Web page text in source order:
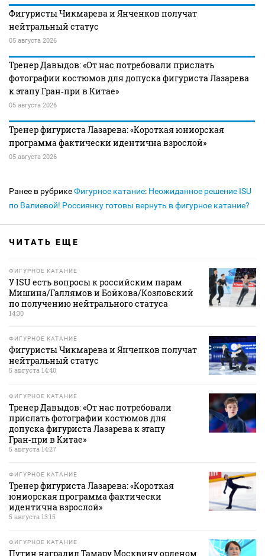
Фигуристы Чикмарева и Янченков получат
нейтральный статус
05 августа 2026
Тренер Давыдов: «От нас потребовали прислать
фотографии костюмов для допуска фигуриста Лазарева
к этапу Гран‑при в Китае»
05 августа 2026
Тренер фигуриста Лазарева: «Короткая юниорская
программа фактически идентична взрослой»
05 августа 2026
Ранее в рубрикеФигурное катание: Неожиданное решение ISU
по Валиевой! Россиянку готовы вернуть в фигурное катание?
ЧИТАТЬ ЕЩЕ
ФИГУРНОЕ КАТАНИЕ
У ISU есть вопросы к российским парам
Мишина/Галлямов и Бойкова/Козловский
по получению нейтрального статуса
14:30
ФИГУРНОЕ КАТАНИЕ
Фигуристы Чикмарева и Янченков получат
нейтральный статус
5 августа 14:40
ФИГУРНОЕ КАТАНИЕ
Тренер Давыдов: «От нас потребовали
прислать фотографии костюмов для
допуска фигуриста Лазарева к этапу
Гран‑при в Китае»
5 августа 14:27
ФИГУРНОЕ КАТАНИЕ
Тренер фигуриста Лазарева: «Короткая
юниорская программа фактически
идентична взрослой»
5 августа 13:15
ФИГУРНОЕ КАТАНИЕ
Путин наградил Тамару Москвину орденом